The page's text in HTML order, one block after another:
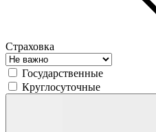
Страховка
Государственные
Круглосуточные